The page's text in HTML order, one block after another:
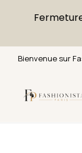
Bienvenue sur